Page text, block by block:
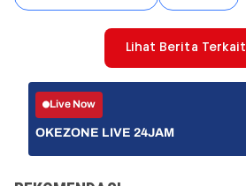
Lihat Berita Terkait
Live Now
OKEZONE LIVE 24JAM